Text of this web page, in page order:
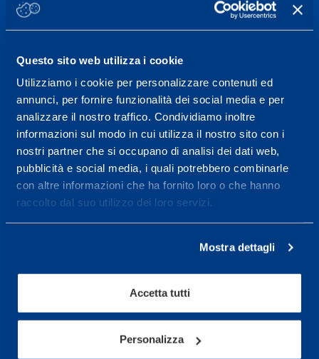
Questo sito web utilizza i cookie
Utilizziamo i cookie per personalizzare contenuti ed
annunci, per fornire funzionalità dei social media e per
analizzare il nostro traffico. Condividiamo inoltre
informazioni sul modo in cui utilizza il nostro sito con i
nostri partner che si occupano di analisi dei dati web,
pubblicità e social media, i quali potrebbero combinarle
con altre informazioni che ha fornito loro o che hanno
raccolto dal suo utilizzo dei loro servizi.
Mostra dettagli
Accetta tutti
Personalizza
Centro servizi per l'alta
prestazione ed il
wellness.
Maggiori informazioni
Servizi
Servizi Medici
Test di valutazione